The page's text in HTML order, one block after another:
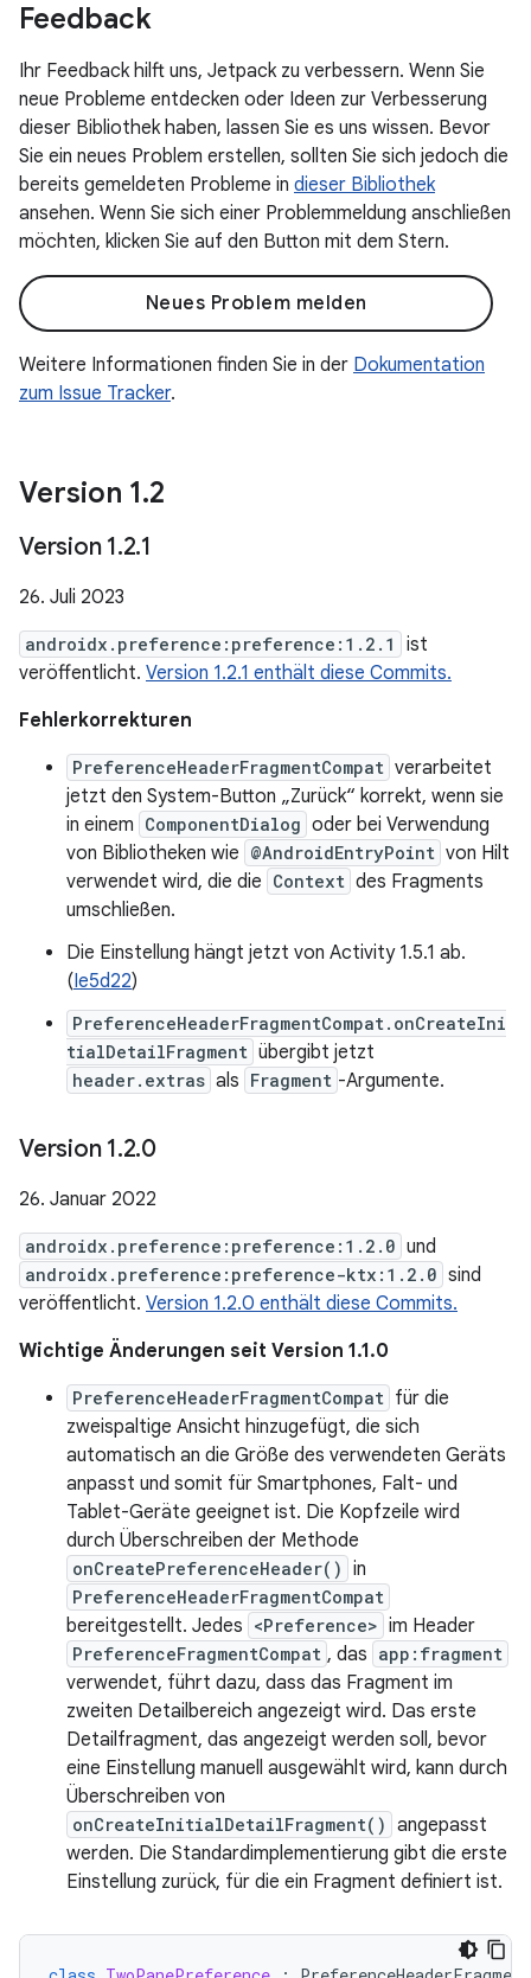
Feedback
Ihr Feedback hilft uns, Jetpack zu verbessern. Wenn Sie
neue Probleme entdecken oder Ideen zur Verbesserung
dieser Bibliothek haben, lassen Sie es uns wissen. Bevor
Sie ein neues Problem erstellen, sollten Sie sich jedoch die
bereits gemeldeten Probleme in dieser Bibliothek
ansehen. Wenn Sie sich einer Problemmeldung anschließen
möchten, klicken Sie auf den Button mit dem Stern.
Neues Problem melden
Weitere Informationen finden Sie in der Dokumentation
zum Issue Tracker.
Version 1.2
Version 1.2.1
26. Juli 2023
androidx.preference:preference:1.2.1
ist
veröffentlicht. Version 1.2.1 enthält diese Commits.
Fehlerkorrekturen
PreferenceHeaderFragmentCompat verarbeitet
jetzt den System-Button „Zurück“ korrekt, wenn sie
in einem ComponentDialog oder bei Verwendung
von Bibliotheken wie @AndroidEntryPoint von Hilt
verwendet wird, die die Context des Fragments
umschließen.
Die Einstellung hängt jetzt von Activity 1.5.1 ab.
(Ie5d22)
PreferenceHeaderFragmentCompat.onCreateIni
tialDetailFragment übergibt jetzt
header.extras als Fragment -Argumente.
Version 1.2.0
26. Januar 2022
androidx.preference:preference:1.2.0 und
androidx.preference:preference-ktx:1.2.0 sind
veröffentlicht. Version 1.2.0 enthält diese Commits.
Wichtige Änderungen seit Version 1.1.0
PreferenceHeaderFragmentCompat für die
zweispaltige Ansicht hinzugefügt, die sich
automatisch an die Größe des verwendeten Geräts
anpasst und somit für Smartphones, Falt- und
Tablet-Geräte geeignet ist. Die Kopfzeile wird
durch Überschreiben der Methode
onCreatePreferenceHeader() in
PreferenceHeaderFragmentCompat
bereitgestellt. Jedes <Preference> im Header
PreferenceFragmentCompat , das app:fragment
verwendet, führt dazu, dass das Fragment im
zweiten Detailbereich angezeigt wird. Das erste
Detailfragment, das angezeigt werden soll, bevor
eine Einstellung manuell ausgewählt wird, kann durch
Überschreiben von
onCreateInitialDetailFragment() angepasst
werden. Die Standardimplementierung gibt die erste
Einstellung zurück, für die ein Fragment definiert ist.